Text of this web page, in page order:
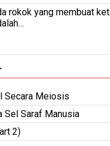
rokok yang membuat
Secara Meiosis
Sel Saraf Manusia
2)